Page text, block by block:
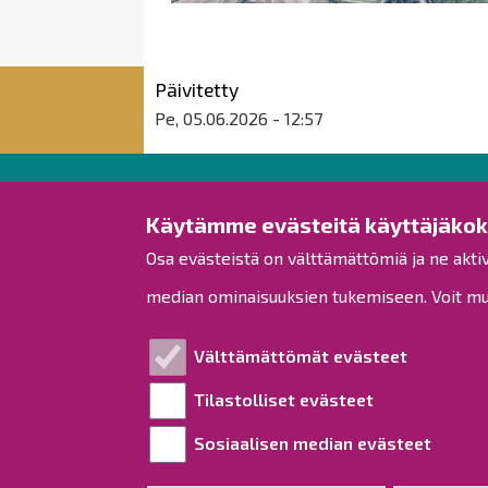
Käytämme evästeitä
Osa evästeistä on välttämättömiä ja ne
median ominaisuuksien tukemiseen. Voit
Välttämättömät evästeet
Tilastolliset evästeet
Sosiaalisen median evästeet
Päivitetty
Pe, 05.06.2026 - 12:57
Raahen kaupunki
Rantakatu 50
92100 Raahe
kirjaamo@raahe.fi
Y-tunnus: 1791817-6